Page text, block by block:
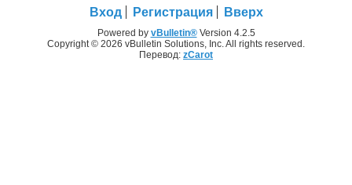
Вход Регистрация Вверх
Powered by vBulletin®Version 4.2.5
Copyright © 2026 vBulletin Solutions, Inc. All rights reserved.
Перевод: zCarot